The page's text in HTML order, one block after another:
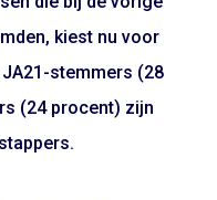
kiest nu voor
stemmers (28
(24 procent) zijn